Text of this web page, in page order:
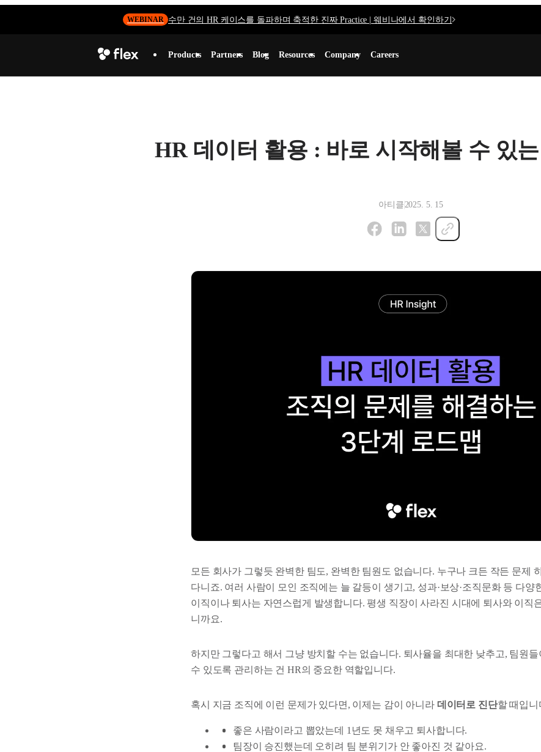
WEBINAR 수만 건의 HR 케이스를 돌파하며 축적한 진짜 Practice | 웨비나에서 확인하기
Products Partners Blog Resources Company Careers
HR 데이터 활용 : 바로 시작해볼 수 있
아티클2025. 5. 15
모든 회사가 그렇듯 완벽한 팀도, 완벽한 팀원도 없습니다. 누구나 크든 작든 문제
다니죠. 여러 사람이 모인 조직에는 늘 갈등이 생기고, 성과·보상·조직문화 등 다양
이직이나 퇴사는 자연스럽게 발생합니다. 평생 직장이 사라진 시대에 퇴사와 이직
니까요.
하지만 그렇다고 해서 그냥 방치할 수는 없습니다. 퇴사율을 최대한 낮추고, 팀원
수 있도록 관리하는 건 HR의 중요한 역할입니다.
혹시 지금 조직에 이런 문제가 있다면, 이제는 감이 아니라 데이터로 진단할 때입니
좋은 사람이라고 뽑았는데 1년도 못 채우고 퇴사합니다.
팀장이 승진했는데 오히려 팀 분위기가 안 좋아진 것 같아요.